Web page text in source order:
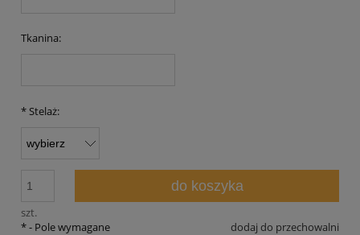
Tkanina:
*Stelaż:
szt.
do koszyka
dodaj do przechowalni
*- Pole wymagane